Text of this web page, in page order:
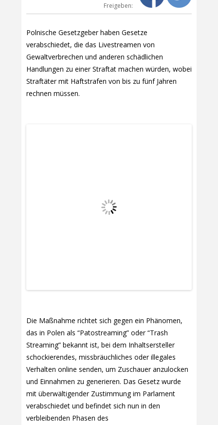
Freigeben:
Polnische Gesetzgeber haben Gesetze
verabschiedet, die das Livestreamen von
Gewaltverbrechen und anderen schädlichen
Handlungen zu einer Straftat machen würden, wobei
Straftäter mit Haftstrafen von bis zu fünf Jahren
rechnen müssen.
Die Maßnahme richtet sich gegen ein Phänomen,
das in Polen als “Patostreaming” oder “Trash
Streaming” bekannt ist, bei dem Inhaltsersteller
schockierendes, missbräuchliches oder illegales
Verhalten online senden, um Zuschauer anzulocken
und Einnahmen zu generieren. Das Gesetz wurde
mit überwältigender Zustimmung im Parlament
verabschiedet und befindet sich nun in den
verbleibenden Phasen des